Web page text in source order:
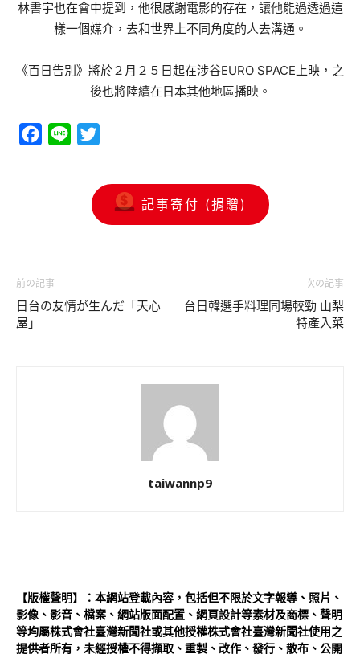
林書宇也在會中提到，他很感謝電影的存在，讓他能過透過這
樣一個媒介，去和世界上不同角度的人去溝通。
《百日告別》將於２月２５日起在涉谷EURO SPACE上映，之
後也將陸續在日本其他地區播映。
Facebook
Line
記事寄付 (捐贈)
前の記事
日台の友情が生んだ「天心
屋」
次の記事
台日韓選手料理同場較勁 山梨
特產入菜
taiwannp9
【版權聲明】：本網站登載內容，包括但不限於文字報導、照片、
影像、影音、檔案、網站版面配置、網頁設計等素材及商標、聲明
等均屬株式會社臺灣新聞社或其他授權株式會社臺灣新聞社使用之
提供者所有，未經授權不得擷取、重製、改作、發行、散布、公開